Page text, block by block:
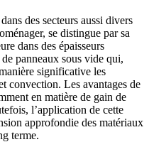
des secteurs aussi divers
se distingue par sa
dans des épaisseurs
panneaux sous vide qui,
significative les
convection. Les avantages de
en matière de gain de
l’application de cette
approfondie des matériaux
terme.